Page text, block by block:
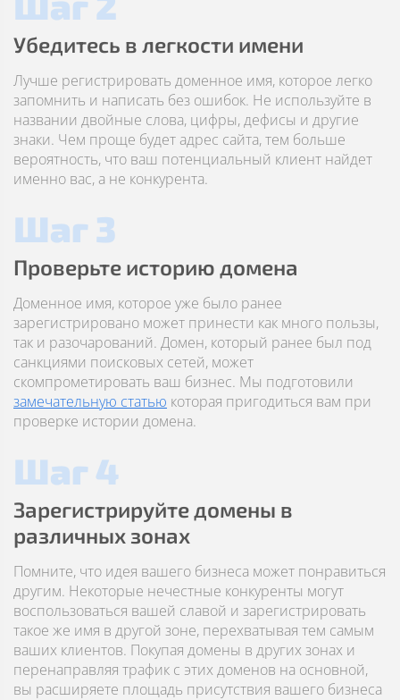
Убедитесь в легкости имени
Лучше регистрировать доменное имя, которое легко
запомнить и написать без ошибок. Не используйте в
названии двойные слова, цифры, дефисы и другие
знаки. Чем проще будет адрес сайта, тем больше
вероятность, что ваш потенциальный клиент найдет
именно вас, а не конкурента.
Шаг 3
Проверьте историю домена
Доменное имя, которое уже было ранее
зарегистрировано может принести как много пользы,
так и разочарований. Домен, который ранее был под
санкциями поисковых сетей, может
скомпрометировать ваш бизнес. Мы подготовили
замечательную статью которая пригодиться вам при
проверке истории домена.
Шаг 4
Зарегистрируйте домены в
различных зонах
Помните, что идея вашего бизнеса может понравиться
другим. Некоторые нечестные конкуренты могут
воспользоваться вашей славой и зарегистрировать
такое же имя в другой зоне, перехватывая тем самым
ваших клиентов. Покупая домены в других зонах и
перенаправляя трафик с этих доменов на основной,
вы расширяете площадь присутствия вашего бизнеса